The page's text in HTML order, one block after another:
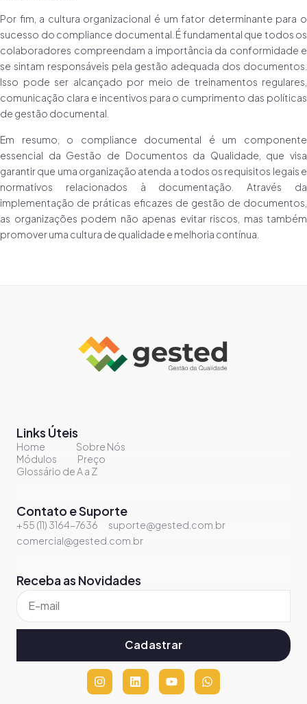
Por fim, a cultura organizacional é um fator determinante para o
sucesso do compliance documental. É fundamental que todos os
colaboradores compreendam a importância da conformidade e
se sintam responsáveis pela gestão adequada dos documentos.
Isso pode ser alcançado por meio de treinamentos regulares,
comunicação clara e incentivos para o cumprimento das políticas
de gestão documental.
Em resumo, o compliance documental é um componente
essencial da Gestão de Documentos da Qualidade, que visa
garantir que uma organização atenda a todos os requisitos legais e
normativos relacionados à documentação. Através da
implementação de práticas eficazes de gestão de documentos,
as organizações podem não apenas evitar riscos, mas também
promover uma cultura de qualidade e melhoria contínua.
Receba as Novidades
Cadastrar
Links Úteis
Home
Sobre Nós
Módulos
Preço
Glossário de A a Z
Contato e Suporte
+55 (11) 3164-7636
suporte@gested.com.br
comercial@gested.com.br